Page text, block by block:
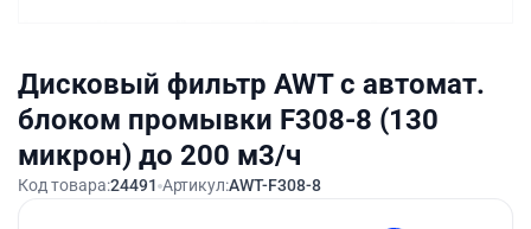
Дисковый фильтр AWT с автомат.
блоком промывки F308-8 (130
микрон) до 200 м3/ч
Код товара:24491 Артикул:AWT-F308-8